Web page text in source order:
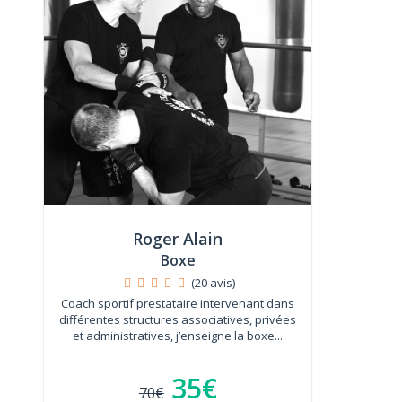
Roger Alain
Boxe
(20 avis)
Coach sportif prestataire intervenant dans
différentes structures associatives, privées
et administratives, j’enseigne la boxe...
70€ 35€